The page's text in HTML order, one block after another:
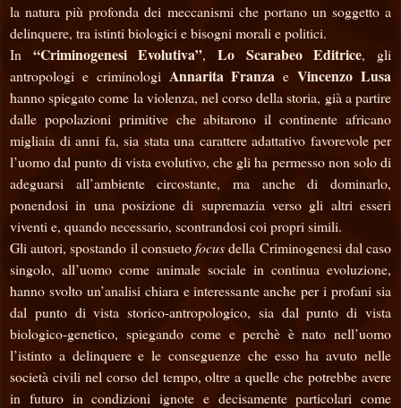
la natura più profonda dei meccanismi che portano un soggetto a
delinquere, tra istinti biologici e bisogni morali e politici.
In “Criminogenesi Evolutiva”,Lo Scarabeo Editrice, gli
antropologi e criminologi Annarita FranzaeVincenzo Lusa
hanno spiegato come la violenza, nel corso della storia, già a partire
dalle popolazioni primitive che abitarono il continente africano
migliaia di anni fa, sia stata una carattere adattativo favorevole per
l’uomo dal punto di vista evolutivo, che gli ha permesso non solo di
adeguarsi all’ambiente circostante, ma anche di dominarlo,
ponendosi in una posizione di supremazia verso gli altri esseri
viventi e, quando necessario, scontrandosi coi propri simili.
Gli autori, spostando il consuetofocusdella Criminogenesi dal caso
singolo, all’uomo come animale sociale in continua evoluzione,
hanno svolto un’analisi chiara e interessante anche per i profani sia
dal punto di vista storico-antropologico, sia dal punto di vista
biologico-genetico, spiegando come e perchè è nato nell’uomo
l’istinto a delinquere e le conseguenze che esso ha avuto nelle
società civili nel corso del tempo, oltre a quelle che potrebbe avere
in futuro in condizioni ignote e decisamente particolari come